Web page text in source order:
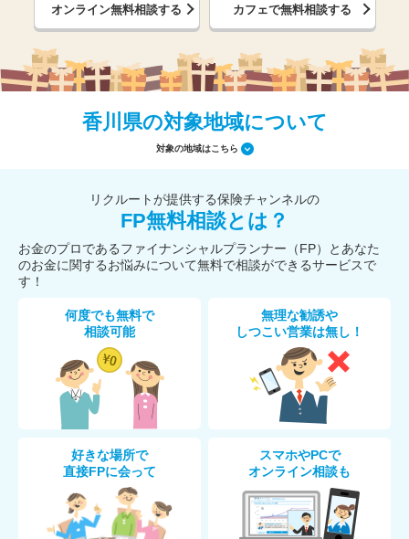
オンライン無料相談する カフェで無料相談する
香川県の対象地域について
対象の地域はこちら
リクルートが提供する保険チャンネルの
FP無料相談とは？
お金のプロであるファイナンシャルプランナー（FP）とあなた
のお金に関するお悩みについて無料で相談ができるサービスで
す！
何度でも無料で
相談可能
無理な勧誘や
しつこい営業は無し！
好きな場所で
直接FPに会って
スマホやPCで
オンライン相談も